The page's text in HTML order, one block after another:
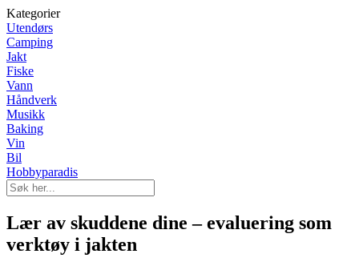
Kategorier
Utendørs
Camping
Jakt
Fiske
Vann
Håndverk
Musikk
Baking
Vin
Bil
Hobbyparadis
Lær av skuddene dine – evaluering som
verktøy i jakten